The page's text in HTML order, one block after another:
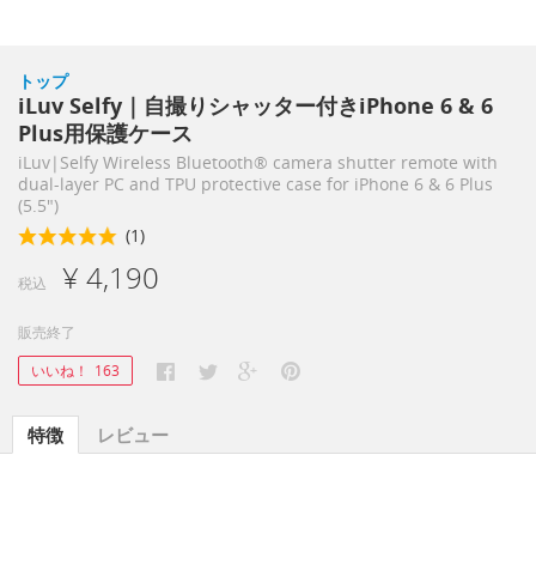
トップ
iLuv Selfy｜自撮りシャッター付きiPhone 6 & 6
Plus用保護ケース
iLuv|Selfy Wireless Bluetooth® camera shutter remote with
dual-layer PC and TPU protective case for iPhone 6 & 6 Plus
(5.5")
(1)
税込 ¥ 4,190
販売終了
いいね！
163
特徴 レビュー